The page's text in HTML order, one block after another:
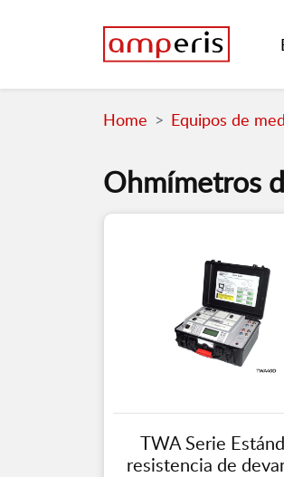
Home Equipos de
Ohmímetros
TWA Serie
resistencia de